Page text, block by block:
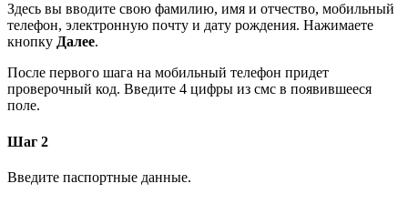
Здесь вы вводите свою фамилию, имя и отчество, мобильный
телефон, электронную почту и дату рождения. Нажимаете
кнопку Далее.
После первого шага на мобильный телефон придет
проверочный код. Введите 4 цифры из смс в появившееся
поле.
Шаг 2
Введите паспортные данные.